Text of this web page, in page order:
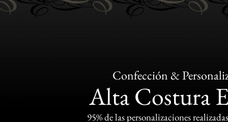
Confección &
Alta Costura
95% de las personalizaciones